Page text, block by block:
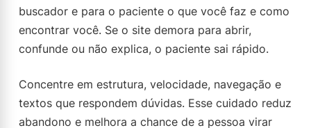
buscador e para o paciente o que você faz e como
encontrar você. Se o site demora para abrir,
confunde ou não explica, o paciente sai rápido.
Concentre em estrutura, velocidade, navegação e
textos que respondem dúvidas. Esse cuidado reduz
abandono e melhora a chance de a pessoa virar